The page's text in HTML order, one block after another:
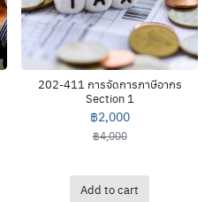
202-411 การจัดการภาษีอากร
Section 1
฿4,000
฿2,000
Add to cart